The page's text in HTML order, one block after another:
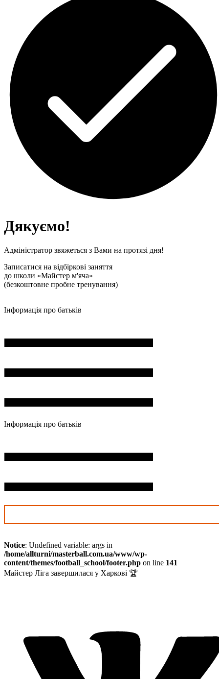
Дякуємо!
Адміністратор звяжеться з Вами на протязі дня!
Записатися на відбіркові заняття
до школи «Майстер м'яча»
(безкоштовне пробне тренування)
Інформація про батьків
Інформація про батьків
Notice: Undefined variable: args in
/home/allturni/masterball.com.ua/www/wp-
content/themes/football_school/footer.php on line 141
Майстер Ліга завершилася у Харкові 🏆